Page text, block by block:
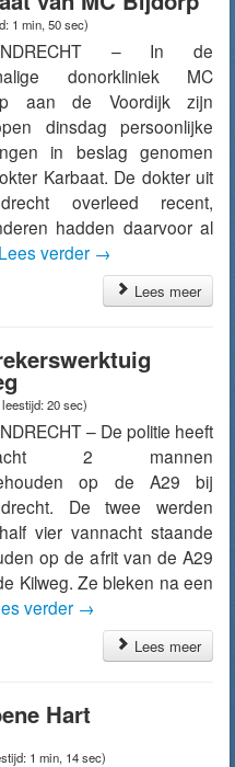
1 min, 50 sec)
– In de
donorkliniek MC
aan de Voordijk zijn
dinsdag persoonlijke
in beslag genomen
Karbaat. De dokter uit
overleed recent,
hadden daarvoor al
Lees verder →
Lees meer
20 sec)
– De politie heeft
2 mannen
op de A29 bij
De twee werden
vier vannacht staande
op de afrit van de A29
Kilweg. Ze bleken na een
verder →
Lees meer
Hart
1 min, 14 sec)